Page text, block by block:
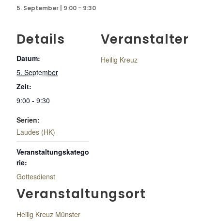
5. September | 9:00- 9:30
Details
Datum:
5. September
Zeit:
9:00 - 9:30
Serien:
Laudes (HK)
Veranstaltungskatego
rie:
Gottesdienst
Veranstaltungsort
Heilig Kreuz Münster
Veranstalter
Heilig Kreuz